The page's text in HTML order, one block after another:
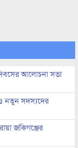
আলোচনা সভা
ও নতুন সদস্যদের
জকিগঞ্জের